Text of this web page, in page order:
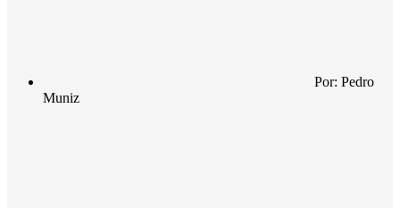
Por: Pedro
Muniz